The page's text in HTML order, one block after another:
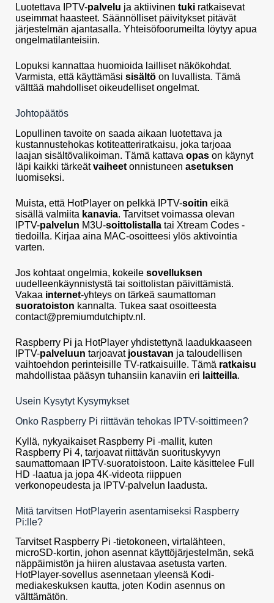
Luotettava IPTV-palvelu ja aktiivinen tuki ratkaisevat
useimmat haasteet. Säännölliset päivitykset pitävät
järjestelmän ajantasalla. Yhteisöfoorumeilta löytyy apua
ongelmatilanteisiin.
Lopuksi kannattaa huomioida lailliset näkökohdat.
Varmista, että käyttämäsi sisältö on luvallista. Tämä
välttää mahdolliset oikeudelliset ongelmat.
Johtopäätös
Lopullinen tavoite on saada aikaan luotettava ja
kustannustehokas kotiteatteriratkaisu, joka tarjoaa
laajan sisältövalikoiman. Tämä kattava opas on käynyt
läpi kaikki tärkeätvaiheet onnistuneen asetuksen
luomiseksi.
Muista, että HotPlayer on pelkkä IPTV-soitin eikä
sisällä valmiita kanavia. Tarvitset voimassa olevan
IPTV-palvelun M3U-soittolistalla tai Xtream Codes -
tiedoilla. Kirjaa aina MAC-osoitteesi ylös aktivointia
varten.
Jos kohtaat ongelmia, kokeile sovelluksen
uudelleenkäynnistystä tai soittolistan päivittämistä.
Vakaa internet-yhteys on tärkeä saumattoman
suoratoiston kannalta. Tukea saat osoitteesta
contact@premiumdutchiptv.nl .
Raspberry Pi ja HotPlayer yhdistettynä laadukkaaseen
IPTV-palveluun tarjoavat joustavan ja taloudellisen
vaihtoehdon perinteisille TV-ratkaisuille. Tämä ratkaisu
mahdollistaa pääsyn tuhansiin kanaviin eri laitteilla.
Usein Kysytyt Kysymykset
Onko Raspberry Pi riittävän tehokas IPTV-soittimeen?
Kyllä, nykyaikaiset Raspberry Pi -mallit, kuten
Raspberry Pi 4, tarjoavat riittävän suorituskyvyn
saumattomaan IPTV-suoratoistoon. Laite käsittelee Full
HD -laatua ja jopa 4K-videota riippuen
verkonopeudesta ja IPTV-palvelun laadusta.
Mitä tarvitsen HotPlayerin asentamiseksi Raspberry
Pi:lle?
Tarvitset Raspberry Pi -tietokoneen, virtalähteen,
microSD-kortin, johon asennat käyttöjärjestelmän, sekä
näppäimistön ja hiiren alustavaa asetusta varten.
HotPlayer-sovellus asennetaan yleensä Kodi-
mediakeskuksen kautta, joten Kodin asennus on
välttämätön.